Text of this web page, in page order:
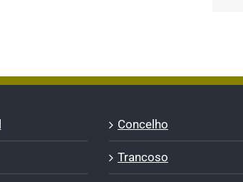
Concelho
Trancoso